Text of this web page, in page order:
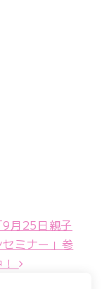
9月25日親子
ミナー」参